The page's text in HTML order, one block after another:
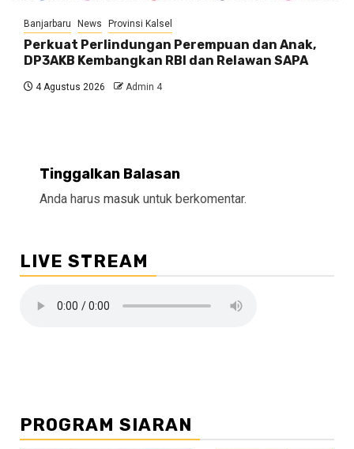
Banjarbaru News Provinsi Kalsel
Perkuat Perlindungan Perempuan dan Anak,
DP3AKB Kembangkan RBI dan Relawan SAPA
4 Agustus 2026 Admin 4
Tinggalkan Balasan
Anda harus masuk untuk berkomentar.
LIVE STREAM
PROGRAM SIARAN